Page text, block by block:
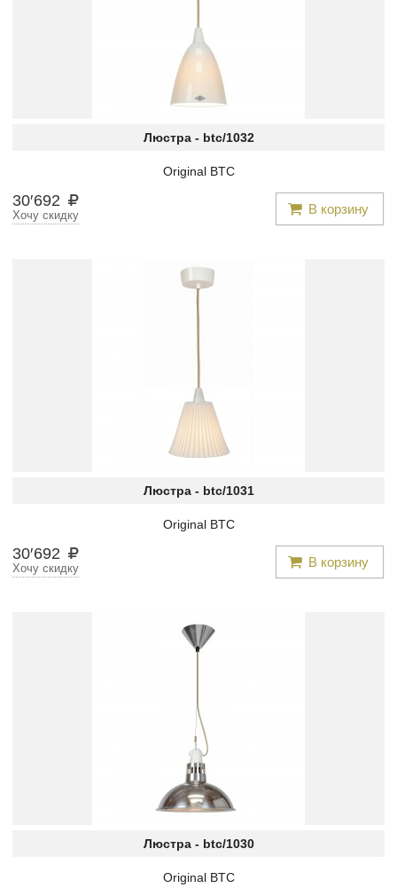
Люстра - btc/1032
Original BTC
30′692 В корзину
Хочу скидку
Люстра - btc/1031
Original BTC
30′692 В корзину
Хочу скидку
Люстра - btc/1030
Original BTC